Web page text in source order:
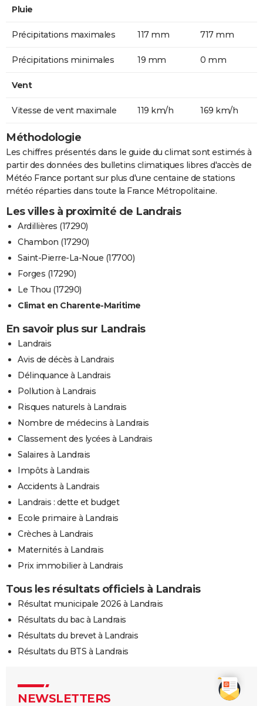
Pluie
Précipitations maximales 117 mm 717 mm
Précipitations minimales 19 mm 0 mm
Vent
Vitesse de vent maximale 119 km/h 169 km/h
Méthodologie
Les chiffres présentés dans le guide du climat sont estimés à
partir des données des bulletins climatiques libres d'accès de
Météo France portant sur plus d'une centaine de stations
météo réparties dans toute la France Métropolitaine.
Les villes à proximité de Landrais
Ardillières (17290)
Chambon (17290)
Saint-Pierre-La-Noue (17700)
Forges (17290)
Le Thou (17290)
Climat en Charente-Maritime
En savoir plus sur Landrais
Landrais
Avis de décès à Landrais
Délinquance à Landrais
Pollution à Landrais
Risques naturels à Landrais
Nombre de médecins à Landrais
Classement des lycées à Landrais
Salaires à Landrais
Impôts à Landrais
Accidents à Landrais
Landrais : dette et budget
Ecole primaire à Landrais
Crèches à Landrais
Maternités à Landrais
Prix immobilier à Landrais
Tous les résultats officiels à Landrais
Résultat municipale 2026 à Landrais
Résultats du bac à Landrais
Résultats du brevet à Landrais
Résultats du BTS à Landrais
NEWSLETTERS